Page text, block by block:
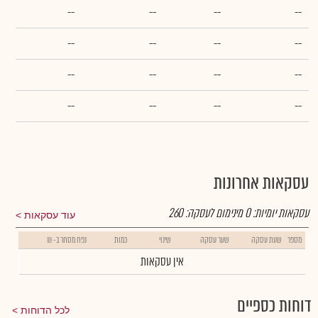
--
--
--
--
--
--
--
--
--
--
--
--
--
--
--
--
עסקאות אחרונות
עוד עסקאות עסקאות יומיות:0מינימום לעסקה:260
מספר שעת עסקה שער עסקה שינוי כמות נפח מסחר ב- ₪
אין עסקאות
דוחות כספיים לכל הדוחות